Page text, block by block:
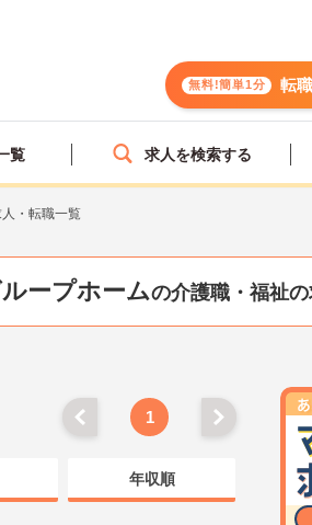
無料!簡単1分 転
覧 求人を検索する
・転職一覧
ープホームの介護職・福祉
1
年収順